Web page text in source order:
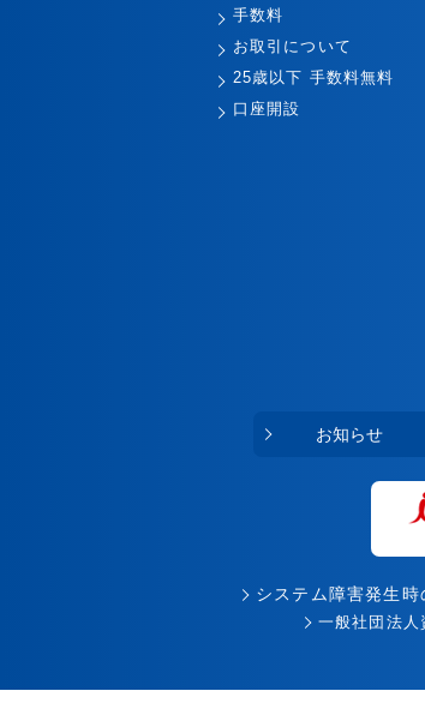
手数料
お取引について
25歳以下 手数料無料
口座開設
お知らせ
システム障害発生時
一般社団法人